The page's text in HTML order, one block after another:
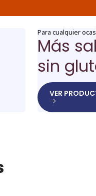
Para cualquier
Más
sin
VER